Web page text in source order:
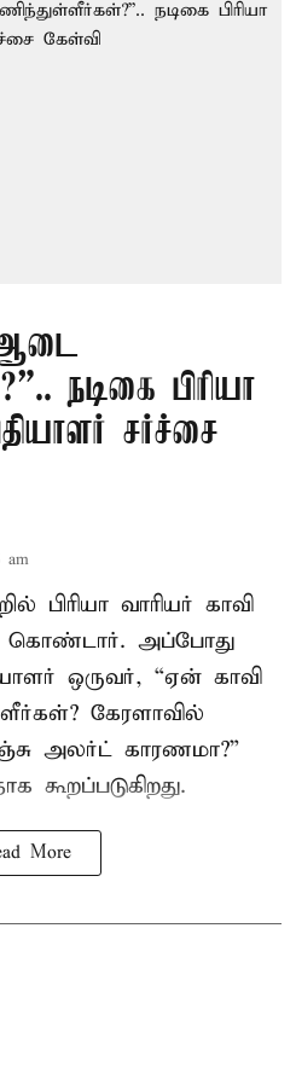
ஆடை
நடிகை பிரியா
சர்ச்சை
am
பிரியா வாரியர் காவி
கொண்டார். அப்போது
ஒருவர், “ஏன் காவி
கேரளாவில்
அலர்ட் காரணமா?”
கூறப்படுகிறது.
More